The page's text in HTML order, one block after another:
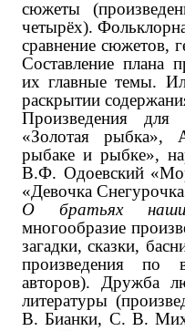
сюжеты
четырёх).
сравнение сюжетов,
Составление плана
их главные темы.
раскрытии
Произведения для
«Золотая
рыбаке и рыбке»,
В.Ф. Одоевский
«Девочка
О братьях
многообразие
загадки, сказки,
произведения по
авторов). Дружба
литературы
В. Бианки, С. В.